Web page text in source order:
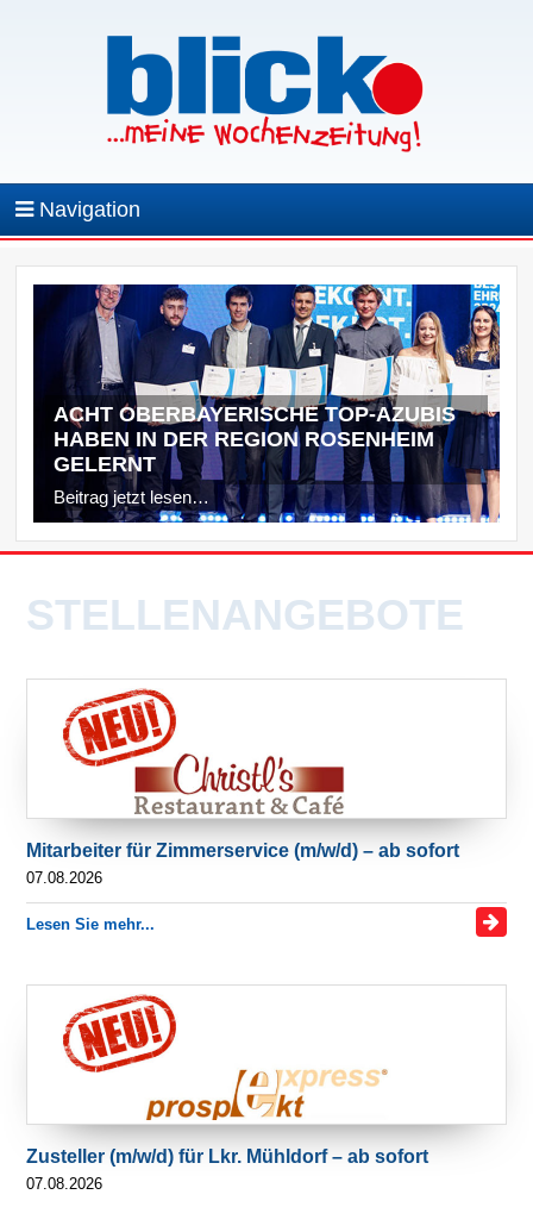
Navigation
ACHT OBERBAYERISCHE TOP-AZUBIS
HABEN IN DER REGION ROSENHEIM
GELERNT
Beitrag jetzt lesen…
STELLENANGEBOTE
Mitarbeiter für Zimmerservice (m/w/d) – ab sofort
07.08.2026
Lesen Sie mehr...
Zusteller (m/w/d) für Lkr. Mühldorf – ab sofort
07.08.2026